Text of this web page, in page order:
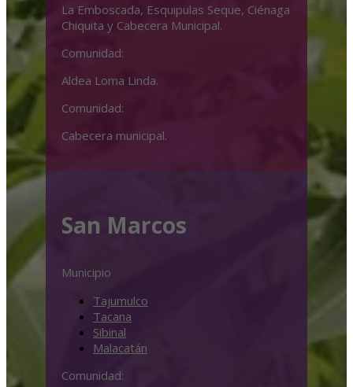
La Emboscada, Esquipulas Seque, Ciénaga
Chiquita y Cabecera Municipal.
Comunidad:
Aldea Loma Linda.
Comunidad:
Cabecera municipal.
San Marcos
Municipio
Tajumulco
Tacana
Sibinal
Malacatán
Comunidad: